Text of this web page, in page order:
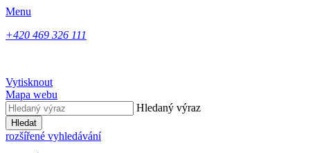
Menu
+420 469 326 111
Vytisknout
Mapa webu
Hledaný výraz
Hledat
rozšířené vyhledávání